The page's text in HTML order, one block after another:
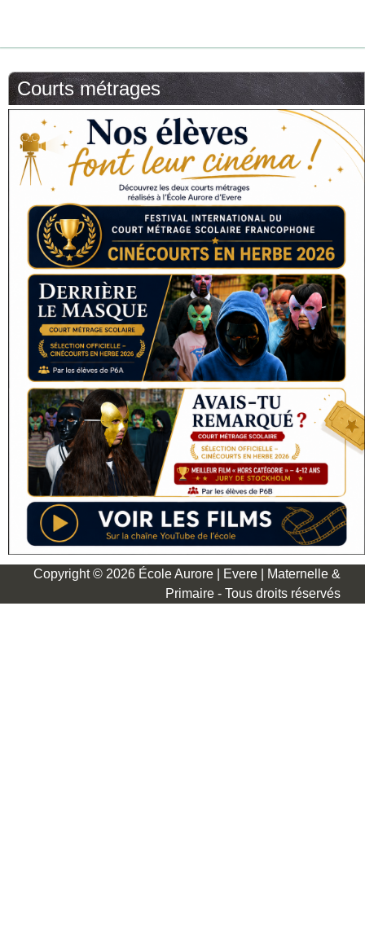
Courts métrages
Copyright © 2026 École Aurore | Evere | Maternelle &
Primaire - Tous droits réservés